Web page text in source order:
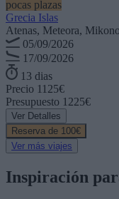
pocas plazas
Grecia Islas
Atenas, Meteora,
05/09/2026
17/09/2026
13 dias
Precio 1125€
Presupuesto 1225€
Ver Detalles
Reserva de 100€
Ver más viajes
Inspiración